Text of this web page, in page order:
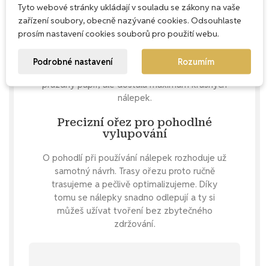
Každý milimetr má smysl
praktičnost – snažíme se využít každé
místečko, abys u nás nekupovala zbytečně
prázdný papír, ale dostala maximum krásných
nálepek.
Precizní ořez pro pohodlné
vylupování
O pohodlí při používání nálepek rozhoduje už
samotný návrh. Trasy ořezu proto ručně
trasujeme a pečlivě optimalizujeme. Díky
tomu se nálepky snadno odlepují a ty si
můžeš užívat tvoření bez zbytečného
zdržování.
Tyto webové stránky ukládají v souladu se zákony na vaše
zařízení soubory, obecně nazývané cookies. Odsouhlaste
prosím nastavení cookies souborů pro použití webu.
Podrobné nastavení Rozumím